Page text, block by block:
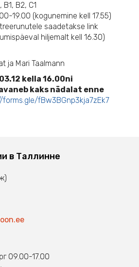
B2, C1
19.00 (kogunemine kell 17.55)
saadetakse link
hiljemalt kell 16.30)
ja Mari Taalmann
kella 16.00ni
kaks nädalat enne
fBw3BGnp3kja7zEk7
в Таллинне
09.00-17.00